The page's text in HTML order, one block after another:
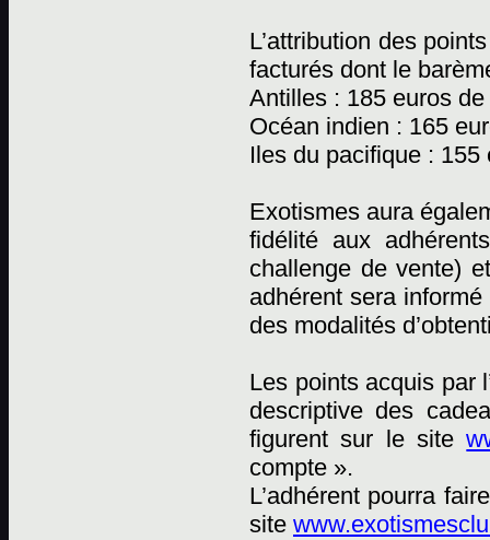
L’attribution des
facturés dont le
Antilles : 185 euros
Océan indien : 165
Iles du pacifique :
Exotismes aura
fidélité aux
challenge de vente)
adhérent sera
des modalités
Les points acquis par
descriptive des
figurent sur le site
compte ».
L’adhérent pourra
site